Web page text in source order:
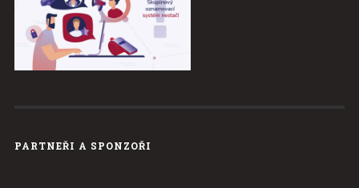
PARTNEŘI A SPONZOŘI